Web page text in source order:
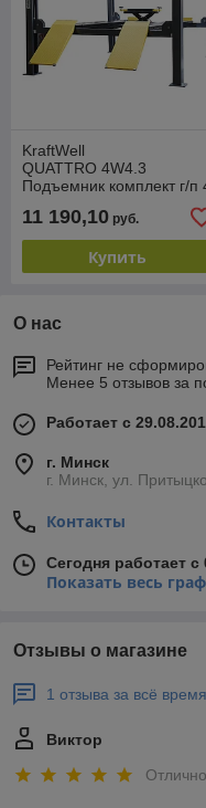
KraftWell
QUATTRO 4W4.3
Подъемник комплект г/п
для сход-развала
11 190,10 руб.
Купить
О нас
Рейтинг не
Менее 5 отзывов за
Работает с
г. Минск
г. Минск, ул.
Контакты
Сегодня работает с
Показать весь
Отзывы о магазине
1 отзыва за всё время
Виктор
Отлично